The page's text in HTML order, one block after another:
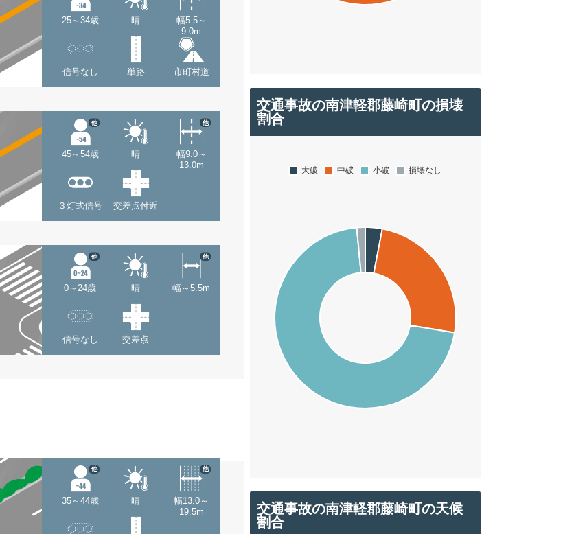
25～34歳 晴
幅5.5～
9.0m
信号なし 単路 市町村道
45～54歳
他
晴
幅9.0～
13.0m
他
３灯式信号 交差点付近
0～24歳
他
晴 幅～5.5m
他
信号なし 交差点
35～44歳
他
晴
幅13.0～
19.5m
他
交通事故の南津軽郡藤崎町の損壊
割合
交通事故の南津軽郡藤崎町の天候
割合